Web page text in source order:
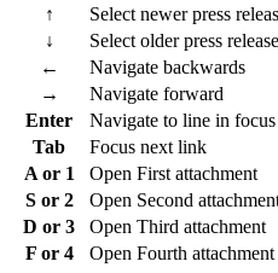
↑
Select newer press
↓
Select older press release
←
Navigate backwards
→
Navigate forward
Enter
Navigate to line in focus
Tab
Focus next link
A or 1
Open First attachment
S or 2
Open Second
D or 3
Open Third attachment
F or 4
Open Fourth attachment